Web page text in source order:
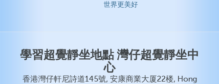
世界更美好
學習超覺靜坐地點 灣仔超覺靜坐中
心
香港灣仔軒尼詩道145號, 安康商業大厦22楼, Hong